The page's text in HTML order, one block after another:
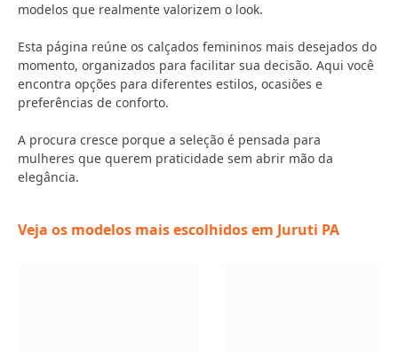
modelos que realmente valorizem o look.
Esta página reúne os calçados femininos mais desejados do
momento, organizados para facilitar sua decisão. Aqui você
encontra opções para diferentes estilos, ocasiões e
preferências de conforto.
A procura cresce porque a seleção é pensada para
mulheres que querem praticidade sem abrir mão da
elegância.
Veja os modelos mais escolhidos em Juruti PA